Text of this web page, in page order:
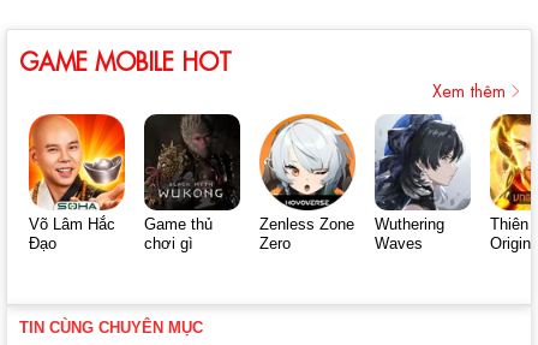
GAME MOBILE HOT
Xem thêm
Võ Lâm Hắc
Đạo
Game thủ
chơi gì
Zenless Zone
Zero
Wuthering
Waves
Thiên
Origin
TIN CÙNG CHUYÊN MỤC